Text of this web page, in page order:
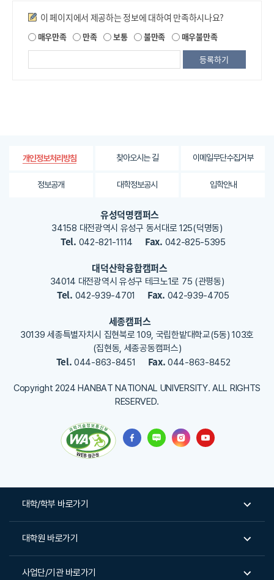
만족도조사
이 페이지에서 제공하는 정보에 대하여 만족하시나요?
매우만족 만족 보통 불만족 매우불만족
되
는
가
용
해
주
개인정보처리방침 찾아오시는 길 이메일무단수집거부
정보공개 대학정보공시 입학안내
유성덕명캠퍼스
34158 대전광역시 유성구 동서대로 125(덕명동)
Tel. 042-821-1114 Fax. 042-825-5395
대덕산학융합캠퍼스
34014 대전광역시 유성구 테크노1로 75 (관평동)
Tel. 042-939-4701 Fax. 042-939-4705
세종캠퍼스
30139 세종특별자치시 집현북로 109, 국립한밭대학교(5동) 103호
(집현동, 세종공동캠퍼스)
Tel.044-863-8451 Fax. 044-863-8452
Copyright 2024 HANBAT NATIONAL UNIVERSITY. ALL RIGHTS
RESERVED.
대학/학부 바로가기
대학원 바로가기
사업단/기관 바로가기